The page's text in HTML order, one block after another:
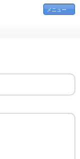
メニュー